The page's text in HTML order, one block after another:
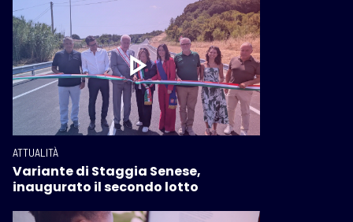
ATTUALITÀ
Variante di Staggia Senese,
inaugurato il secondo lotto